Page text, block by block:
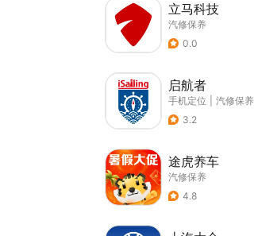
立马科技
汽修保养
0.0
启航者
手机定位
汽修保养
3.2
途虎养车
汽修保养
4.8